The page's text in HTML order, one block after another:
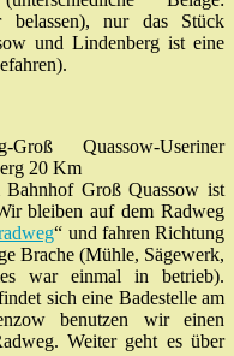
belassen), nur das Stück
und Lindenberg ist eine
Groß Quassow-Useriner
20 Km
Groß Quassow ist
bleiben auf dem Radweg
“ und fahren Richtung
Brache (Mühle, Sägewerk,
war einmal in betrieb).
sich eine Badestelle am
benutzen wir einen
Weiter geht es über